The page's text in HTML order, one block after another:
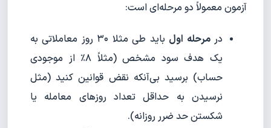
آزمون معمولاً دو مرحله‌ای است:
درمرحله اول
باید طی مثلا ۳۰ روز معاملاتی به
یک هدف سود مشخص (مثلاً ۸٪ از موجودی
حساب) برسید بی‌آنکه نقض قوانین کنید (مثل
نرسیدن به حداقل تعداد روزهای معامله یا
شکستن حد ضرر روزانه).